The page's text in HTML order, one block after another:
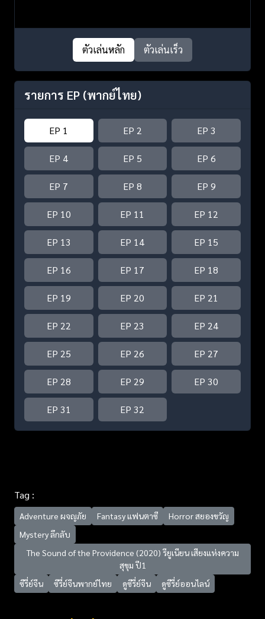
ตัวเล่นหลัก ตัวเล่นเร็ว
รายการ EP (พากย์ไทย)
EP 1 EP 2 EP 3
EP 4 EP 5 EP 6
EP 7 EP 8 EP 9
EP 10 EP 11 EP 12
EP 13 EP 14 EP 15
EP 16 EP 17 EP 18
EP 19 EP 20 EP 21
EP 22 EP 23 EP 24
EP 25 EP 26 EP 27
EP 28 EP 29 EP 30
EP 31 EP 32
Tag :
Adventure ผจญภัย Fantasy แฟนตาซี
Horror สยองขวัญ
Mystery ลึกลับ
The Sound of the Providence (2020) รียูเนียน เสียงแห่งความ
สุขุม ปี1
ซีรี่ย์จีน
ซีรี่ย์จีนพากย์ไทย ดูซีรี่ย์จีน ดูซีรี่ย์ออนไลน์